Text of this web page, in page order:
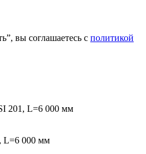
вы соглашаетесь с политикой
201, L=6 000 мм
L=6 000 мм